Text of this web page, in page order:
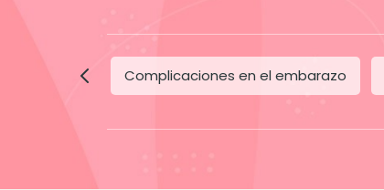
Complicaciones en el embarazo